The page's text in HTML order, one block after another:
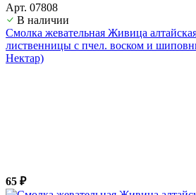
Арт. 07808
В наличии
Смолка жевательная Живица
лиственницы с пчел. воском и
Нектар)
65 ₽